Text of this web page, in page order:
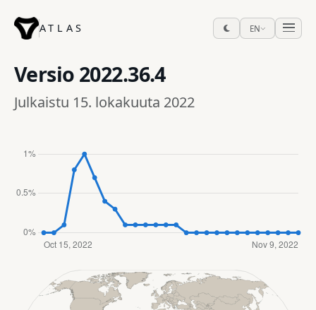
ATLAS EN
Versio 2022.36.4
Julkaistu 15. lokakuuta 2022